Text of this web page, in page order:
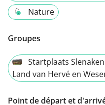
Nature
Groupes
Startplaats
Land van Hervé en
Point de départ et